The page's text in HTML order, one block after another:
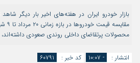
مرا به خاطر بسپار
بازار خودرو ایران در هفته‌های اخیر بار دیگر
محصولات پرتقاضای داخلی روندی صعودی داشته‌اند،
انتشار : - ۱۰:۰۷ کد خبر : ۶۰۷۹۱